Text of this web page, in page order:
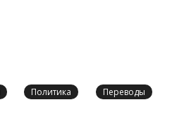
Политика
Переводы